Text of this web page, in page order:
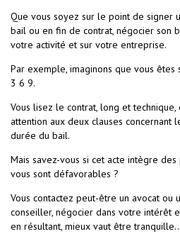
Que vous soyez sur le point de signer
bail ou en fin de contrat, négocier son
votre activité et sur votre entreprise.
Par exemple, imaginons que vous
3 6 9.
Vous lisez le contrat, long et
attention aux deux clauses concernant
durée du bail.
Mais savez-vous si cet acte intègre
vous sont défavorables ?
Vous contactez peut-être un avocat ou
conseiller, négocier dans votre intérêt
en résultant, mieux vaut être